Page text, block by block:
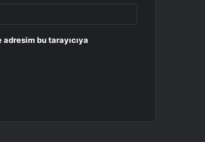
bu tarayıcıya